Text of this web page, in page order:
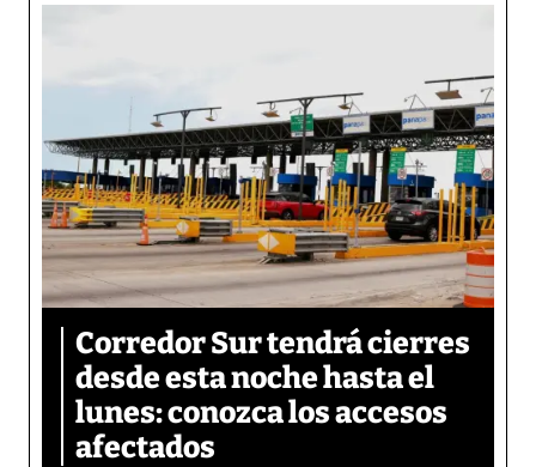
Corredor Sur tendrá cierres
desde esta noche hasta el
lunes: conozca los accesos
afectados